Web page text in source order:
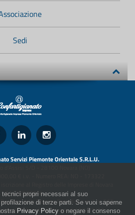
Sedi
Servizi Piemonte Orientale S.R.L.U.
€ i.v. - Numero REA: NO - 173322
al Registro delle Imprese di Novara
01436930034
della Stampa Periodica con il nr. 562
del Tribunale di Novara del 07/03/13
propri necessari al suo
di terze parti. Se vuoi saperne
Privacy Policy o negare il consenso